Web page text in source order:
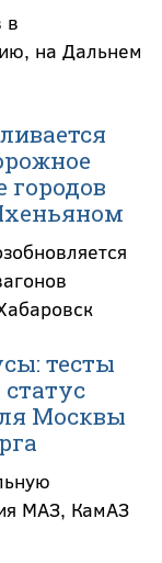
в
на Дальнем
городов
тесты
Москвы
МАЗ, КамАЗ